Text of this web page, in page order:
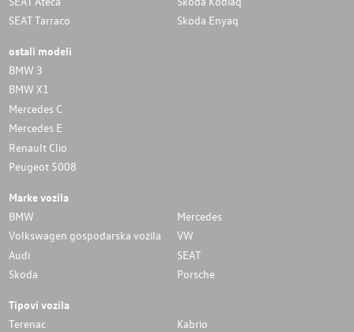
SEAT Tarraco
Skoda Enyaq
ostali modeli
BMW 3
BMW X1
Mercedes C
Mercedes E
Renault Clio
Peugeot 5008
Marke vozila
BMW
Mercedes
Volkswagen gospodarska vozila
VW
Audi
SEAT
Skoda
Porsche
Tipovi vozila
Terenac
Kabrio